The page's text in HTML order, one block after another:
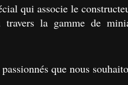
qui associe le
la gamme de
que nous